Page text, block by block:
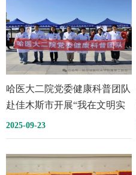
哈医大二院党委健康科普团队
赴佳木斯市开展“我在文明实
践中心过中秋”健康科普及义
诊活动
2025-09-23